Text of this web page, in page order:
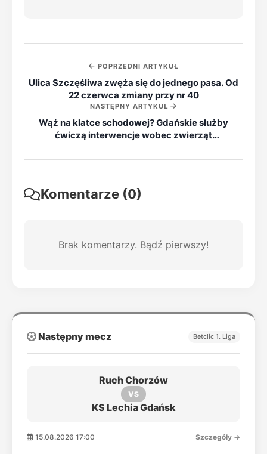
POPRZEDNI ARTYKUŁ
Ulica Szczęśliwa zwęża się do jednego pasa. Od
22 czerwca zmiany przy nr 40
NASTĘPNY ARTYKUŁ
Wąż na klatce schodowej? Gdańskie służby
ćwiczą interwencje wobec zwierząt
Komentarze (0)
Brak komentarzy. Bądź pierwszy!
Następny mecz Betclic 1. Liga
Ruch Chorzów
VS
KS Lechia Gdańsk
15.08.2026 17:00 Szczegóły →